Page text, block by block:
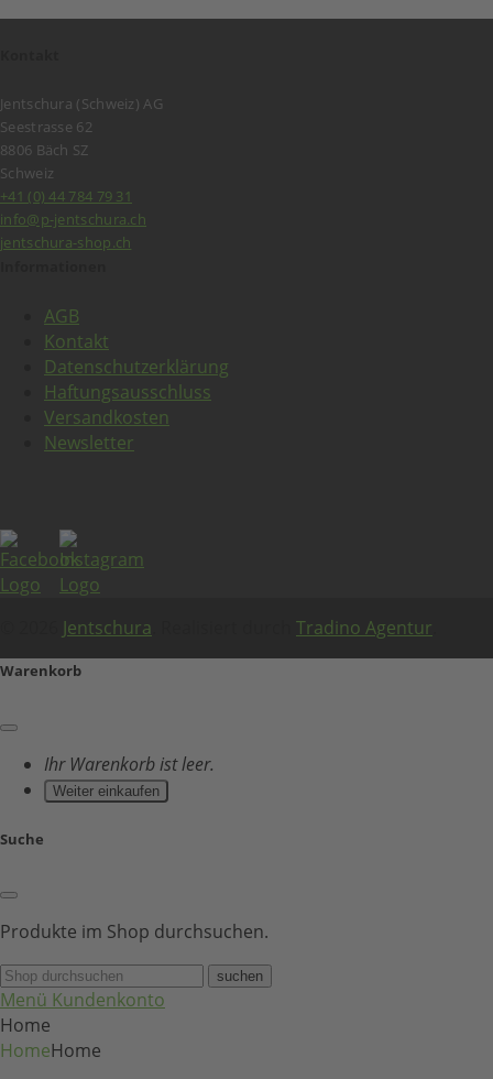
Jentschura (Schweiz) AG
Seestrasse 62
8806 Bäch SZ
Schweiz
+41 (0) 44 784 79 31
info@p-jentschura.ch
jentschura-shop.ch
AGB
Kontakt
Datenschutzerklärung
Haftungsausschluss
Versandkosten
Newsletter
Jentschura Tradino Agentur
Warenkorb
Ihr Warenkorb ist leer.
Weiter einkaufen
Suche
Produkte im Shop durchsuchen.
suchen
Menü Kundenkonto
Home
HomeHome